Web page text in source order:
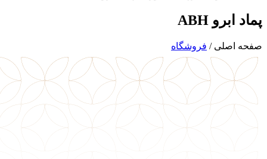
پماد ابرو ABH
صفحه اصلی / فروشگاه